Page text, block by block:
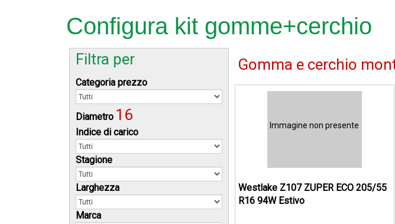
Configura kit gomme+cerchio
Filtra per
Categoria prezzo
Diametro 16
Indice di carico
Stagione
Larghezza
Marca
Gomma e cerchio
Immagine non presente
Westlake Z107 ZUPER ECO 205/55
R16 94W Estivo